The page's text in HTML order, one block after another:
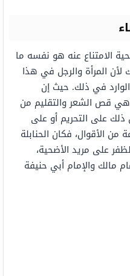
الامتناع عنه هو نفسه ما
لأن المرأة والرجل في هذا
في ذلك. حيث إن
هي قص الشعر والتقليم من
ذلك على التحريم أو على
من الأقوال، فكان الحنابلة
على مريد الأضحية،
مالك والإمام أبي حنيفة